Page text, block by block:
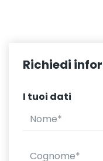
Richiedi
I tuoi dati